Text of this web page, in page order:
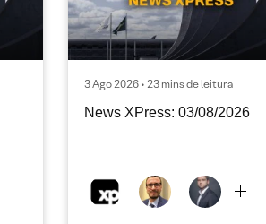
3 Ago 2026 • 23 mins de leitura
News XPress: 03/08/2026